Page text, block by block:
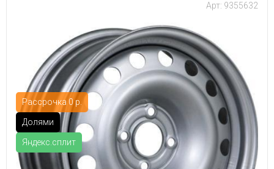
Рассрочка 0 р.
Долями
Яндекс.сплит
Арт: 9355632